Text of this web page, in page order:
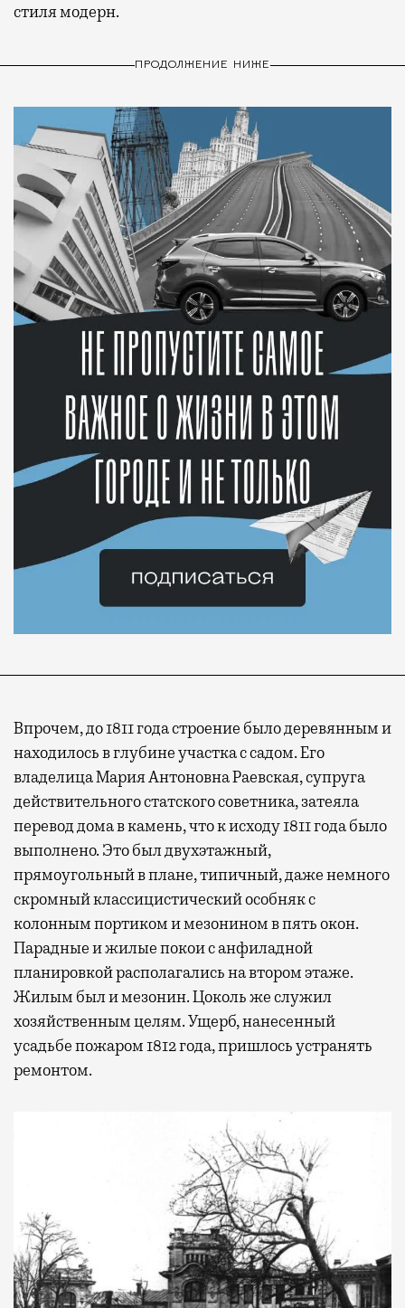
стиля модерн.
ПРОДОЛЖЕНИЕ НИЖЕ
Впрочем, до 1811 года строение было деревянным и
находилось в глубине участка с садом. Его
владелица Мария Антоновна Раевская, супруга
действительного статского советника, затеяла
перевод дома в камень, что к исходу 1811 года было
выполнено. Это был двухэтажный,
прямоугольный в плане, типичный, даже немного
скромный классицистический особняк с
колонным портиком и мезонином в пять окон.
Парадные и жилые покои с анфиладной
планировкой располагались на втором этаже.
Жилым был и мезонин. Цоколь же служил
хозяйственным целям. Ущерб, нанесенный
усадьбе пожаром 1812 года, пришлось устранять
ремонтом.